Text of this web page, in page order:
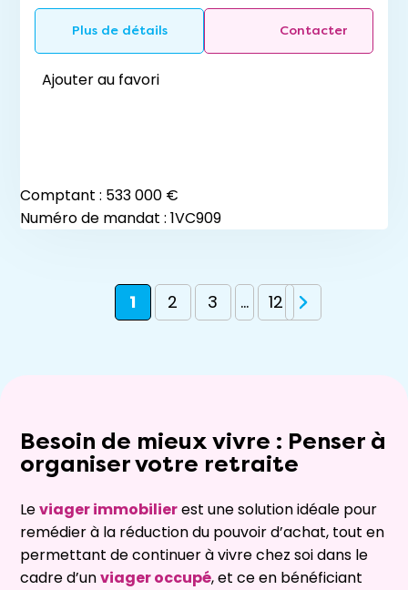
Plus de détails Contacter
Ajouter au favori
Comptant : 533 000 €
Numéro de mandat : 1VC909
1 2 3 ... 12
Besoin de mieux vivre : Penser à
organiser votre retraite
Leviager immobilierest une solution idéale pour
remédier à la réduction du pouvoir d’achat, tout en
permettant de continuer à vivre chez soi dans le
cadred’unviager occupé, et ce en bénéficiant